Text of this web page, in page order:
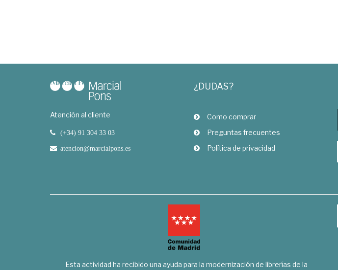
Atención al cliente
(+34) 91 304 33 03
atencion@marcialpons.es
¿DUDAS?
Como comprar
Preguntas frecuentes
Política de privacidad
Esta actividad ha recibido una ayuda para la modernización de librerías de la